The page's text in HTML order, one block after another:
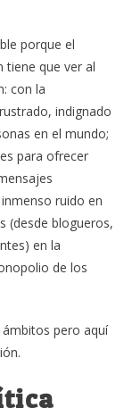
porque el
tiene que ver al
con la
indignado
en el mundo;
para ofrecer
ruido en
(desde blogueros,
en la
de los
pero aquí